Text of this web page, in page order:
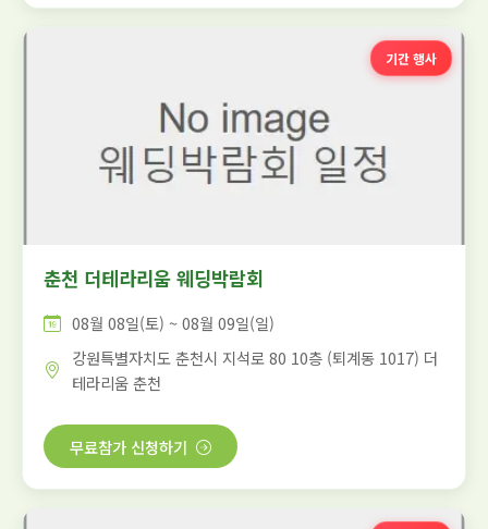
기간 행사
춘천 더테라리움 웨딩박람회
08월 08일(토) ~ 08월 09일(일)
강원특별자치도 춘천시 지석로 80 10층 (퇴계동 1017) 더
테라리움 춘천
무료참가 신청하기